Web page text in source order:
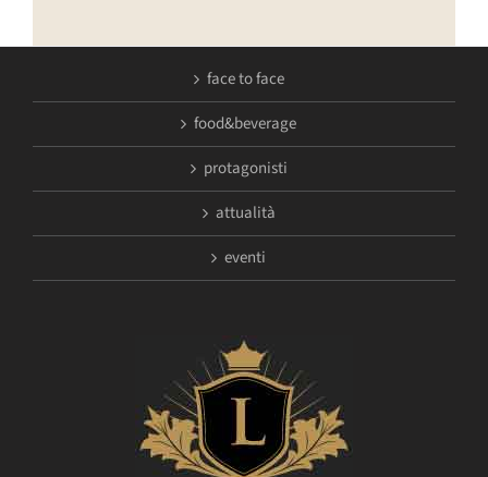
face to face
food&beverage
protagonisti
attualità
eventi